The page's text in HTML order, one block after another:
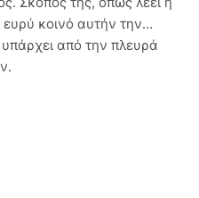
ευρύ κοινό αυτήν την…
υπάρχει από την πλευρά